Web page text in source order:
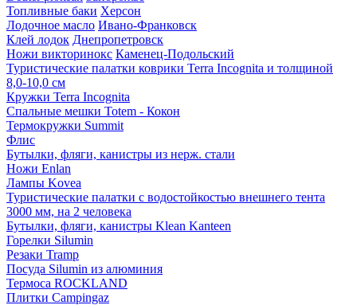
Топливные баки Херсон
Лодочное масло Ивано-Франковск
Клей лодок Днепропетровск
Ножи викторинокс Каменец-Подольский
Туристические палатки коврики Terra Incognita и толщиной
8,0-10,0 см
Кружки Terra Incognita
Спальные мешки Totem - Кокон
Термокружки Summit
Флис
Бутылки, фляги, канистры из нерж. стали
Ножи Enlan
Лампы Kovea
Туристические палатки с водостойкостью внешнего тента
3000 мм, на 2 человека
Бутылки, фляги, канистры Klean Kanteen
Горелки Silumin
Резаки Tramp
Посуда Silumin из алюминия
Термоса ROCKLAND
Плитки Campingaz